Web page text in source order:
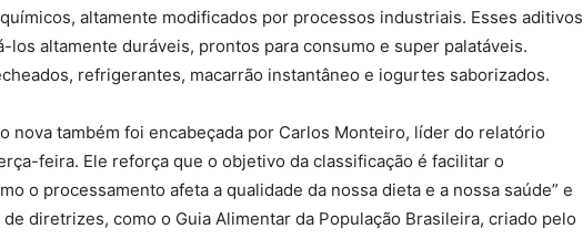
altamente modificados por processos industriais. Esses aditivos
los altamente duráveis, prontos para consumo e super palatáveis.
refrigerantes, macarrão instantâneo e iogurtes saborizados.
nova também foi encabeçada por Carlos Monteiro, líder do relatório
feira. Ele reforça que o objetivo da classificação é facilitar o
o processamento afeta a qualidade da nossa dieta e a nossa saúde” e
diretrizes, como o Guia Alimentar da População Brasileira, criado pelo